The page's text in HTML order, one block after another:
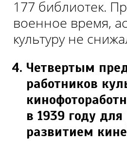
177 библиотек.
военное время,
культуру не
Четвертым
работников
в 1939 году
развитием